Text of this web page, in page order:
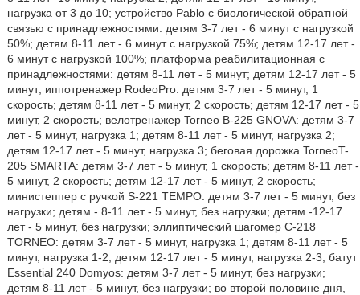
нагрузка от 3 до 10; устройство Pablo с биологической обратной
связью с принадлежностями: детям 3-7 лет - 6 минут с нагрузкой
50%; детям 8-11 лет - 6 минут с нагрузкой 75%; детям 12-17 лет -
6 минут с нагрузкой 100%; платформа реабилитационная с
принадлежностями: детям 8-11 лет - 5 минут; детям 12-17 лет - 5
минут; иппотренажер RodeoPro: детям 3-7 лет - 5 минут, 1
скорость; детям 8-11 лет - 5 минут, 2 скорость; детям 12-17 лет - 5
минут, 2 скорость; велотренажер Torneo В-225 GNOVA: детям 3-7
лет - 5 минут, нагрузка 1; детям 8-11 лет - 5 минут, нагрузка 2;
детям 12-17 лет - 5 минут, нагрузка 3; беговая дорожка TorneoT-
205 SMARTA: детям 3-7 лет - 5 минут, 1 скорость; детям 8-11 лет -
5 минут, 2 скорость; детям 12-17 лет - 5 минут, 2 скорость;
министеппер с ручкой S-221 TEMPO: детям 3-7 лет - 5 минут, без
нагрузки; детям - 8-11 лет - 5 минут, без нагрузки; детям -12-17
лет - 5 минут, без нагрузки; эллиптический шагомер С-218
TORNEO: детям 3-7 лет - 5 минут, нагрузка 1; детям 8-11 лет - 5
минут, нагрузка 1-2; детям 12-17 лет - 5 минут, нагрузка 2-3; батут
Essential 240 Domyos: детям 3-7 лет - 5 минут, без нагрузки;
детям 8-11 лет - 5 минут, без нагрузки; во второй половине дня,